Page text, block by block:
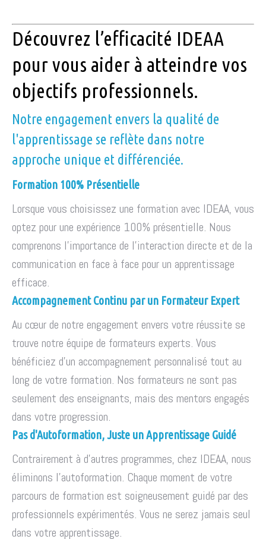
Découvrez l’efficacité IDEAA
pour vous aider à atteindre vos
objectifs professionnels.
Notre engagement envers la qualité de
l'apprentissage se reflète dans notre
approche unique et différenciée.
Formation 100% Présentielle
Lorsque vous choisissez une formation avec IDEAA, vous
optez pour une expérience 100% présentielle. Nous
comprenons l'importance de l'interaction directe et de la
communication en face à face pour un apprentissage
efficace.
Accompagnement Continu par un Formateur Expert
Au cœur de notre engagement envers votre réussite se
trouve notre équipe de formateurs experts. Vous
bénéficiez d'un accompagnement personnalisé tout au
long de votre formation. Nos formateurs ne sont pas
seulement des enseignants, mais des mentors engagés
dans votre progression.
Pas d'Autoformation, Juste un Apprentissage Guidé
Contrairement à d'autres programmes, chez IDEAA, nous
éliminons l'autoformation. Chaque moment de votre
parcours de formation est soigneusement guidé par des
professionnels expérimentés. Vous ne serez jamais seul
dans votre apprentissage.